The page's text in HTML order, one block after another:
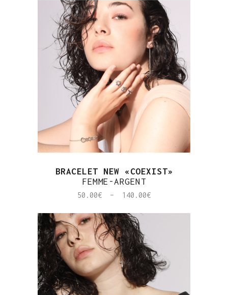
prix :
30.00€
à
55.00€
BRACELET NEW «COEXIST»
FEMME-ARGENT
50.00€ – 140.00€Plage
à
140.00€